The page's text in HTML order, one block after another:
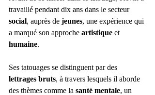
travaillé pendant dix ans dans le secteur
social, auprès de jeunes, une expérience qui
a marqué son approche artistique et
humaine.
Ses tatouages se distinguent par des
lettrages bruts, à travers lesquels il aborde
des thèmes comme la santé mentale, un